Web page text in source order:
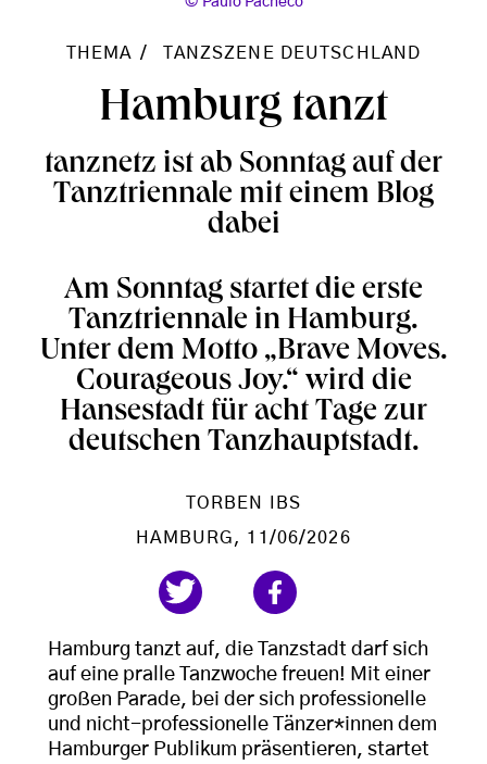
THEMA TANZSZENE DEUTSCHLAND
Hamburg tanzt
tanznetz ist ab Sonntag auf der
Tanztriennale mit einem Blog
dabei
Am Sonntag startet die erste
Tanztriennale in Hamburg.
Unter dem Motto „Brave Moves.
Courageous Joy.“ wird die
Hansestadt für acht Tage zur
deutschen Tanzhauptstadt.
TORBEN IBS
HAMBURG , 11/06/2026
Hamburg tanzt auf, die Tanzstadt darf sich
auf eine pralle Tanzwoche freuen! Mit einer
großen Parade, bei der sich professionelle
und nicht-professionelle Tänzer*innen dem
Hamburger Publikum präsentieren, startet